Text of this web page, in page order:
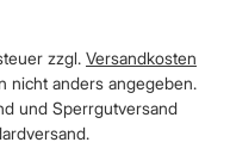
zzgl. Versandkosten
nicht anders angegeben.
und Sperrgutversand